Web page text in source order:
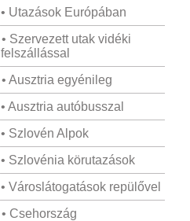
• Utazások Európában
• Szervezett utak vidéki
felszállással
• Ausztria egyénileg
• Ausztria autóbusszal
• Szlovén Alpok
• Szlovénia körutazások
• Városlátogatások repülővel
• Csehország